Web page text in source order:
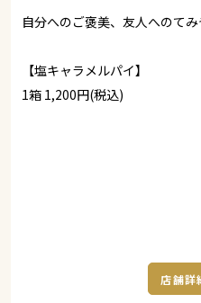
自分へのご褒美、友人へのてみ
【塩キャラメルパイ】
1箱 1,200円(税込)
店舗詳